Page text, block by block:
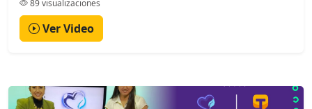
89 visualizaciones
Ver Video